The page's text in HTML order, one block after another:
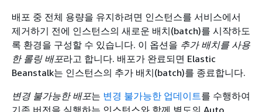
배포 중 전체 용량을 유지하려면 인스턴스를 서비스에서
제거하기 전에 인스턴스의 새로운 배치(batch)를 시작하도
록 환경을 구성할 수 있습니다. 이 옵션을 추가 배치를 사용
한 롤링 배포라고 합니다. 배포가 완료되면 Elastic
Beanstalk는 인스턴스의 추가 배치(batch)를 종료합니다.
변경 불가능한 배포는 변경 불가능한 업데이트를 수행하여
기존 버전을 실행하는 인스턴스와 함께 별도의 Auto